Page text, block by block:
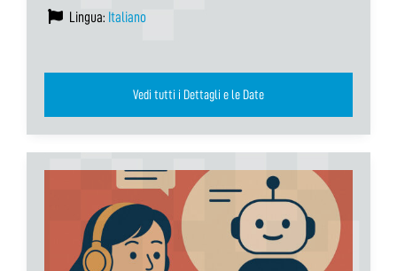
Lingua: Italiano
Vedi tutti i Dettagli e le Date